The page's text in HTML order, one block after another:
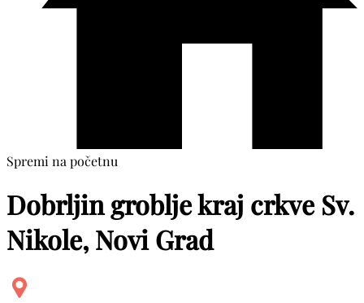
Spremi na početnu
Dobrljin groblje kraj crkve Sv.
Nikole, Novi Grad